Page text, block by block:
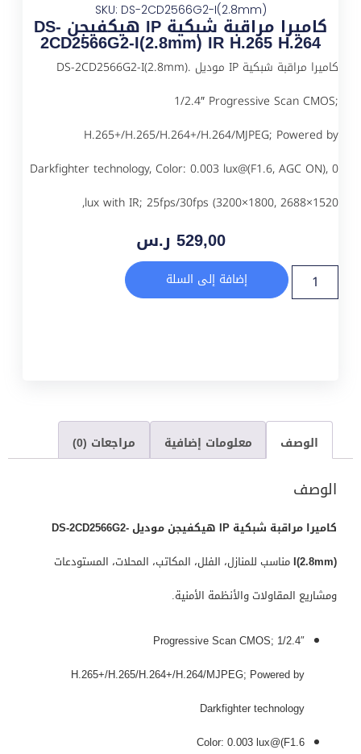
SKU: DS-2CD2566G2-I(2.8mm)
كاميرا مراقبة شبكية IP هيكفيجن DS-
2CD2566G2-I(2.8mm) IR H.265 H.264
كاميرا مراقبة شبكية IP موديل DS-2CD2566G2-I(2.8mm).
1/2.4″ Progressive Scan CMOS;
H.265+/H.265/H.264+/H.264/MJPEG; Powered by
Darkfighter technology, Color: 0.003 lux@(F1.6, AGC ON), 0
lux with IR; 25fps/30fps (3200×1800, 2688×1520,
529,00 ر.س
إضافة إلى السلة
الوصف معلومات إضافية مراجعات (0)
الوصف
كاميرا مراقبة شبكية IP هيكفيجن موديل DS-2CD2566G2-
I(2.8mm)مناسب للمنازل، الفلل، المكاتب، المحلات، المستودعات
ومشاريع المقاولات والأنظمة الأمنية.
1/2.4″ Progressive Scan CMOS;
H.265+/H.265/H.264+/H.264/MJPEG; Powered by
Darkfighter technology
Color: 0.003 lux@(F1.6